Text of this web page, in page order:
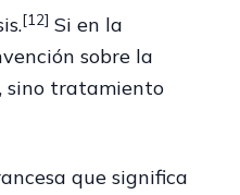
[12] Si en la
sobre la
sino tratamiento
que significa